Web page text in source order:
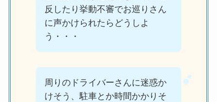
反したり挙動不審でお巡りさん
に声かけられたらどうしよ
う・・・
周りのドライバーさんに迷惑か
けそう、駐車とか時間かかりそ